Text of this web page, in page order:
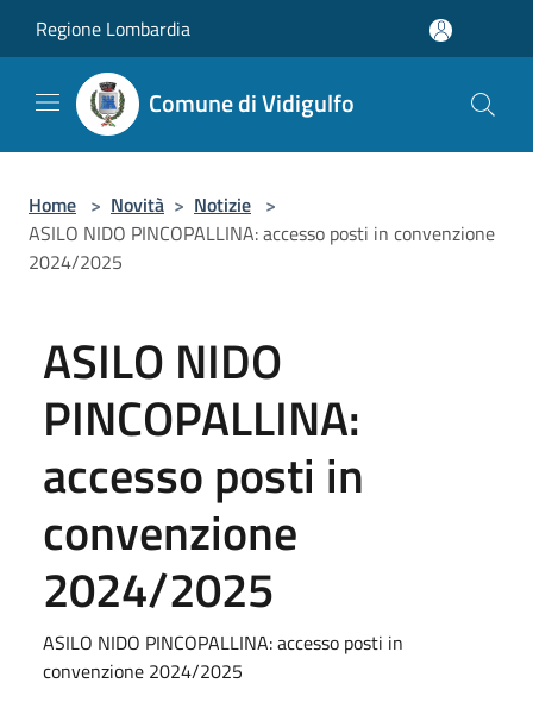
Regione Lombardia
Comune di Vidigulfo
Home > Novità > Notizie >
ASILO NIDO PINCOPALLINA: accesso posti in convenzione
2024/2025
ASILO NIDO
PINCOPALLINA:
accesso posti in
convenzione
2024/2025
ASILO NIDO PINCOPALLINA: accesso posti in
convenzione 2024/2025